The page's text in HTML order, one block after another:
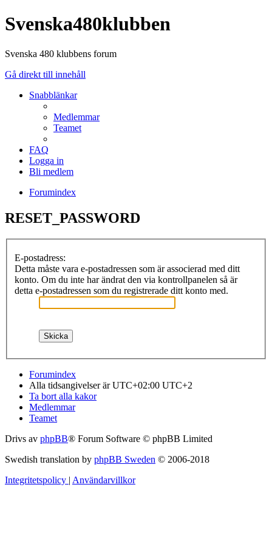
Svenska480klubben
Svenska 480 klubbens forum
Gå direkt till innehåll
Snabblänkar
Medlemmar
Teamet
FAQ
Logga in
Bli medlem
Forumindex
RESET_PASSWORD
E-postadress:
Detta måste vara e-postadressen som är associerad med ditt
konto. Om du inte har ändrat den via kontrollpanelen så är
detta e-postadressen som du registrerade ditt konto med.
Forumindex
Alla tidsangivelser är UTC+02:00 UTC+2
Ta bort alla kakor
Medlemmar
Teamet
Drivs av phpBB® Forum Software © phpBB Limited
Swedish translation by phpBB Sweden © 2006-2018
Integritetspolicy | Användarvillkor